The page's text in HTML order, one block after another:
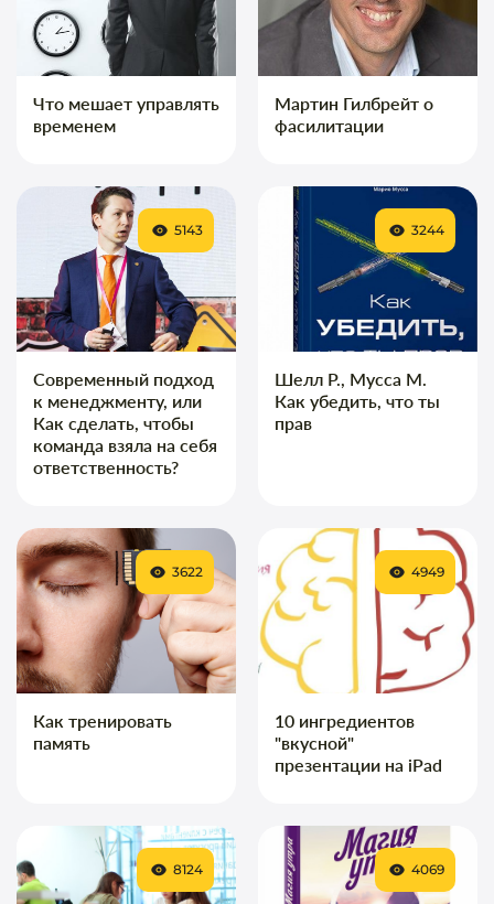
Что мешает управлять
временем
Мартин Гилбрейт о
фасилитации
Современный подход
к менеджменту, или
Как сделать, чтобы
команда взяла на себя
ответственность?
5143
Шелл Р., Мусса М.
Как убедить, что ты
прав
3244
Как тренировать
память
3622
10 ингредиентов
"вкусной"
презентации на iPad
4949
8124 4069